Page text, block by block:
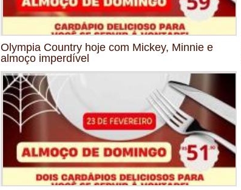
Olympia Country hoje com Mickey, Minnie e
almoço imperdível